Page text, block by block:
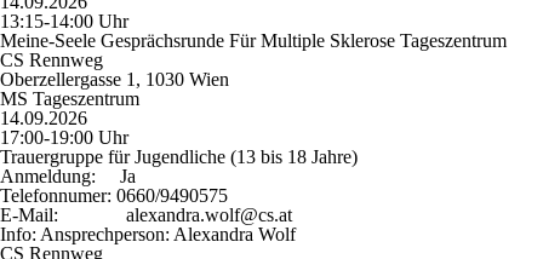
13:15-14:00 Uhr
Meine-Seele Gesprächsrunde Für Multiple Sklerose Tageszentrum
CS Rennweg
Oberzellergasse 1, 1030 Wien
MS Tageszentrum
14.09.2026
17:00-19:00 Uhr
Trauergruppe für Jugendliche (13 bis 18 Jahre)
Anmeldung: Ja
Telefonnumer: 0660/9490575
E-Mail:
alexandra.wolf@cs.at
Info: Ansprechperson: Alexandra Wolf
CS Rennweg